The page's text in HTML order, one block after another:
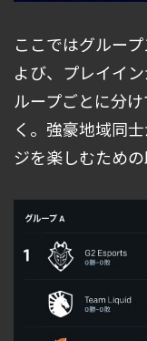
ここではグルー
よび、プレイイ
ループごとに分
く。強豪地域同
ジを楽しむための